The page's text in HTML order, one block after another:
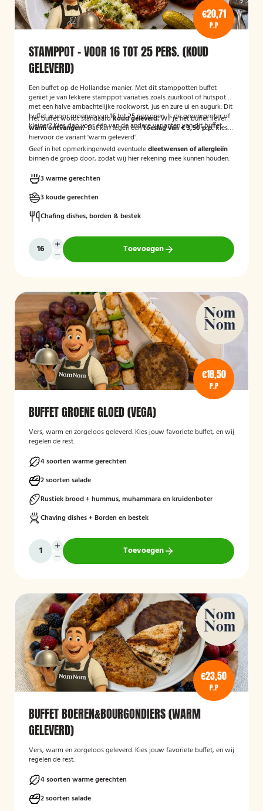
€20,71
P.P
STAMPPOT - VOOR 16 TOT 25 PERS. (KOUD
GELEVERD)
Een buffet op de Hollandse manier. Met dit stamppotten buffet
geniet je van lekkere stamppot variaties zoals zuurkool of hutspot
met een halve ambachtelijke rookworst, jus en zure ui en augurk. Dit
buffet is voor groepen van 16 tot 25 personen. Is de groep groter of
kleiner? Kies dan voor één van de andere varianten van dit buffet.
Het buffet wordt standaardkoud geleverd.Wil je het buffet liever
warm ontvangen?Dat kan tegen eentoeslag van € 3,50 p.p.Kies
hiervoor de variant 'warm geleverd'.
Geef in het opmerkingenveld eventueledieetwensen of allergieën
binnen de groep door, zodat wij hier rekening mee kunnen houden.
3 warme gerechten
3 koude gerechten
Chafing dishes, borden & bestek
Toevoegen
€18,50
P.P
BUFFET GROENE GLOED (VEGA)
Vers, warm en zorgeloos geleverd. Kies jouw favoriete buffet, en wij
regelen de rest.
4 soorten warme gerechten
2 soorten salade
Rustiek brood + hummus, muhammara en kruidenboter
Chaving dishes + Borden en bestek
Toevoegen
€23,50
P.P
BUFFET BOEREN&BOURGONDIERS (WARM
GELEVERD)
Vers, warm en zorgeloos geleverd. Kies jouw favoriete buffet, en wij
regelen de rest.
4 soorten warme gerechten
2 soorten salade